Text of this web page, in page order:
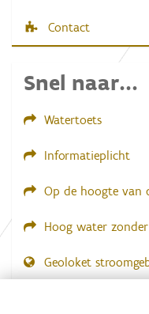
Contact
Snel naar...
Watertoets
Informatieplicht
Op de hoogte van
Hoog water
Geoloket